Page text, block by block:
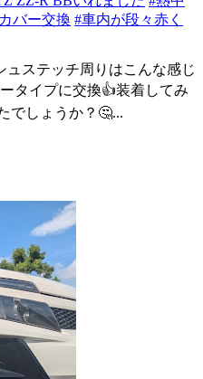
バー交換 #車内が段々赤く
ステッチ周りはこんな感じ
タイプに交換👍装着してみ
でしょうか？🤔...